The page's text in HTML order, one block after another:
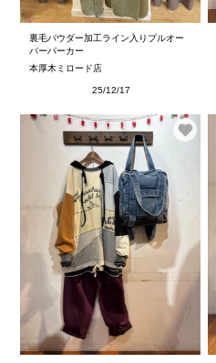
裏毛パウダー加工ライン入りプルオー
バーパーカー
本厚木ミロード店
25/12/17